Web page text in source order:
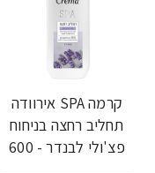
קרמה SPA אירוודה
תחליב רחצה בניחוח
פצ'ולי לבנדר - 600